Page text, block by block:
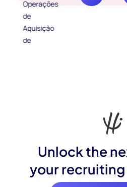
Unlock the
your